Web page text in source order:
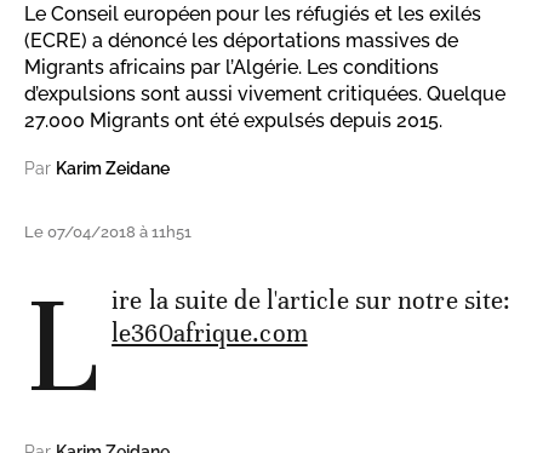
Le Conseil européen pour les réfugiés et les exilés
(ECRE) a dénoncé les déportations massives de
Migrants africains par l’Algérie. Les conditions
d’expulsions sont aussi vivement critiquées. Quelque
27.000 Migrants ont été expulsés depuis 2015.
Par Karim Zeidane
Le 07/04/2018 à 11h51
L ire la suite de l'article sur notre site:
le360afrique.com